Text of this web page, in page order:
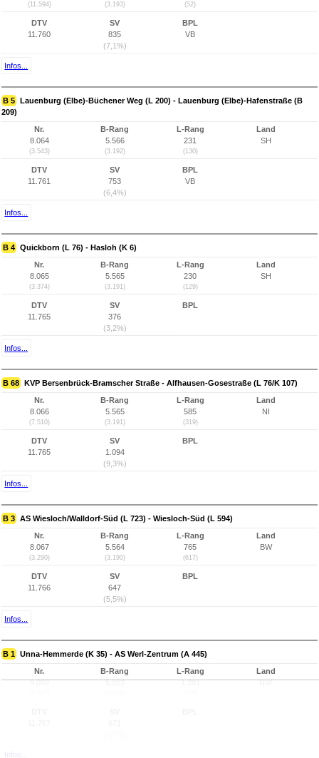
(11.594) (3.193) (52)
DTV
11.760
SV
835
(7,1%)
BPL
VB
Infos...
B 5 Lauenburg (Elbe)-Büchener Weg (L 200) - Lauenburg (Elbe)-Hafenstraße (B
209)
Nr.
8.064
(3.543)
B-Rang
5.566
(3.192)
L-Rang
231
(130)
Land
SH
DTV
11.761
SV
753
(6,4%)
BPL
VB
Infos...
B 4 Quickborn (L 76) - Hasloh (K 6)
Nr.
8.065
(3.374)
B-Rang
5.565
(3.191)
L-Rang
230
(129)
Land
SH
DTV
11.765
SV
376
(3,2%)
BPL
Infos...
B 68 KVP Bersenbrück-Bramscher Straße - Alfhausen-Gosestraße (L 76/K 107)
Nr.
8.066
(7.510)
B-Rang
5.565
(3.191)
L-Rang
585
(319)
Land
NI
DTV
11.765
SV
1.094
(9,3%)
BPL
Infos...
B 3 AS Wiesloch/Walldorf-Süd (L 723) - Wiesloch-Süd (L 594)
Nr.
8.067
(3.290)
B-Rang
5.564
(3.190)
L-Rang
765
(617)
Land
BW
DTV
11.766
SV
647
(5,5%)
BPL
Infos...
B 1 Unna-Hemmerde (K 35) - AS Werl-Zentrum (A 445)
Nr.
8.068
B-Rang
5.563
L-Rang
1.291
Land
NW
Infos...